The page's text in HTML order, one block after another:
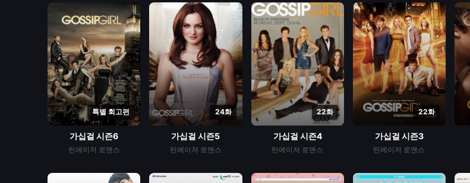
특별 회고편
가십걸 시즌6
틴에이저 로맨스
24화
가십걸 시즌5
틴에이저 로맨스
22화
가십걸 시즌4
틴에이저 로맨스
22화
가십걸 시즌3
틴에이저 로맨스